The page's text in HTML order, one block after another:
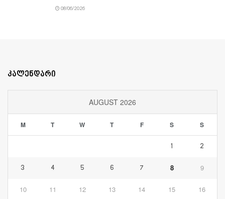
08/06/2026
კალენდარი
AUGUST 2026
M T W T F S S
1 2
3 4 5 6 7 8 9
10 11 12 13 14 15 16